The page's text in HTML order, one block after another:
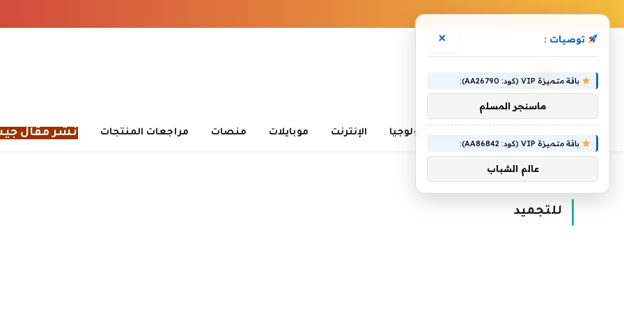
تعلم التكنولوجيا الإنترنت موبايلات منصات مراجعات المنتجات نشر مقال
»للتجميد
للتجميد
توصيات : ×
باقة متميزة VIP (كود: AA26790):
ماسنجر المسلم
باقة متميزة VIP (كود: AA86842):
عالم الشباب